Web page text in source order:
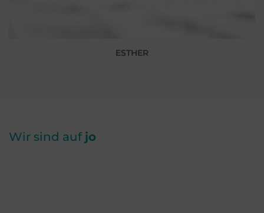
ESTHER
Wir sind auf jo